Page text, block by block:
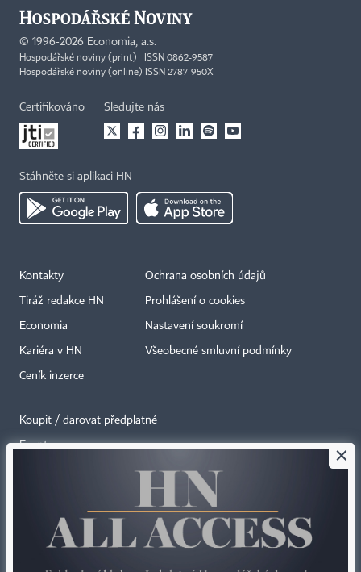
© 1996-2026 Economia, a.s.
Hospodářské noviny (print) ISSN 0862-9587
Hospodářské noviny (online) ISSN 2787-950X
Certifikováno Sledujte nás
Stáhněte si aplikaci HN
Kontakty
Tiráž redakce HN
Economia
Kariéra v HN
Ceník inzerce
Ochrana osobních údajů
Prohlášení o cookies
Nastavení soukromí
Všeobecné smluvní podmínky
Koupit / darovat předplatné
Eventy
zakázáno jakékoli užití částí nebo celku díla, zejména rozmnožování a šíření
×